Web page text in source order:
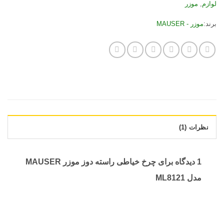
لوازم, موزر
برند:موزر - MAUSER
نظرات (1)
1 دیدگاه برای
چرخ خیاطی راسته دوز موزر MAUSER
مدل ML8121